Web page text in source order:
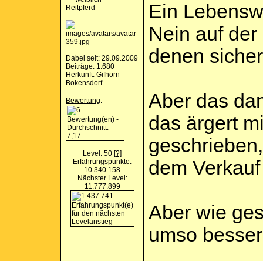
Reitpferd
Dabei seit: 29.09.2009
Beiträge: 1.680
Herkunft: Gifhorn
Bokensdorf
Bewertung:
Level: 50 [?]
Erfahrungspunkte:
10.340.158
Nächster Level:
11.777.899
Ein
Nein auf
denen
Aber das
das ärgert
dem
Aber wie
umso